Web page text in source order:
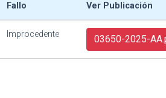
Fallo Ver Publicación
Improcedente 03650-2025-